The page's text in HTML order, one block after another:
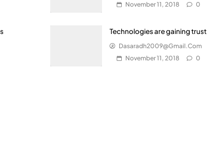
November 11, 2018
0
Technologies are gaining trust
Dasaradh2009@gmail.com
November 11, 2018
0